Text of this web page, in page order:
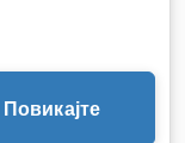
Повикајте